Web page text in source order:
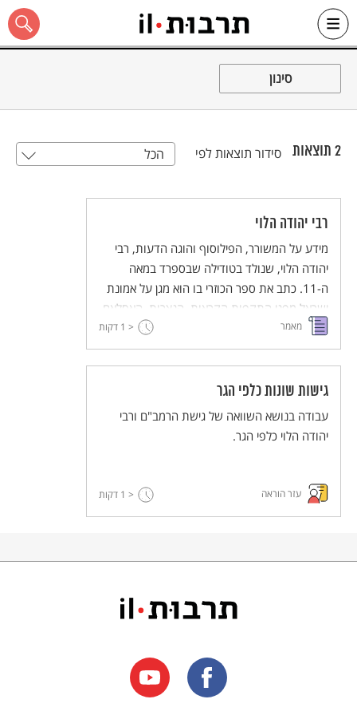
Skip
כל האתר
סינון
2 תוצאות סידור תוצאות לפי הכל
רבי יהודה הלוי
מידע על המשורר, הפילוסוף והוגה הדעות, רבי
יהודה הלוי, שנולד בטודילה שבספרד במאה
ה-11. כתב את ספר הכוזרי בו הוא מגן על אמונת
ישראל מפני התקפות הקראות, הנצרות, האסלאם
והאריסטוטליות. יסוד משנתו היא הנחת עדיפות
הניסיון על המוסק בהיקש.
מאמר < 1 דקות
גישות שונות כלפי הגר
עבודה בנושא השוואה של גישת הרמב"ם ורבי
יהודה הלוי כלפי הגר.
עזר הוראה < 1 דקות